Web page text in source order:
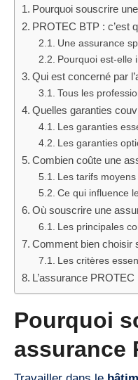
Pourquoi souscrire
PROTEC BTP : c’est
Une assurance
Pourquoi est-elle
Qui est concerné par
Tous les
Quelles garanties
Les garanties
Les garanties
Combien coûte une
Les tarifs moyens
Ce qui influence
Où souscrire une
Les principales
Comment bien choisir
Les critères
L’assurance PROTEC
Pourquoi
assurance